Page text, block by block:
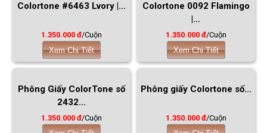
Colortone #6463 Lvory |...
1.350.000 đ/Cuộn
Xem Chi Tiết
Colortone 0092 Flamingo
|...
1.350.000 đ/Cuộn
Xem Chi Tiết
Phông Giấy ColorTone số
2432...
1.350.000 đ/Cuộn
Phông giấy Colortone số...
1.350.000 đ/Cuộn